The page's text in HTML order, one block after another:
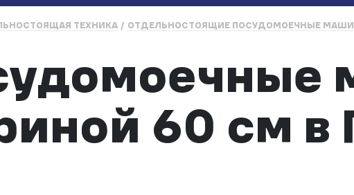
ТЕХНИКА ОТДЕЛЬНОСТОЯЩИЕ ПОСУДОМОЕЧНЫЕ
60 см в